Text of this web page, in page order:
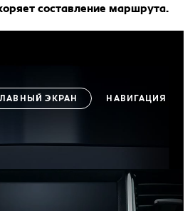
составление маршрута.